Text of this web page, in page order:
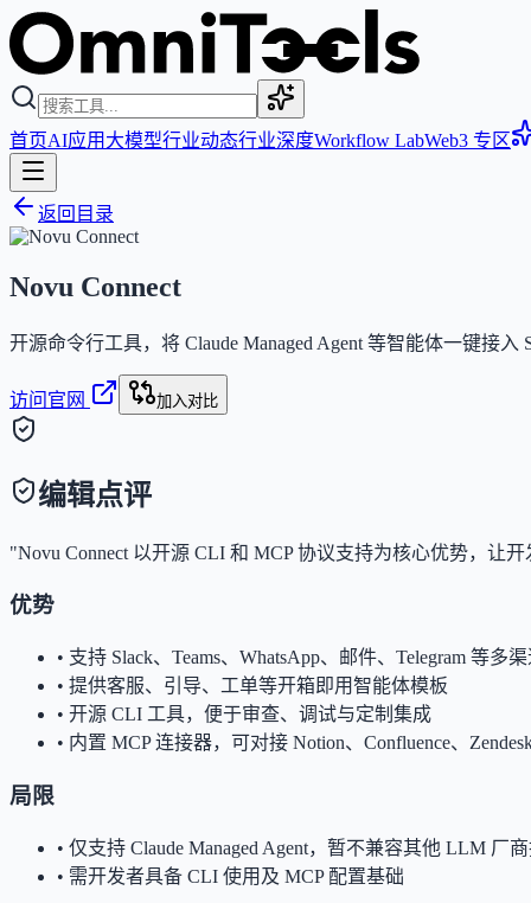
首页AI应用 大模型行业动态行业深度Workflow LabWeb3 专区
返回目录
Novu Connect
开源命令行工具，将 Claude Managed Agent 等智能体一键接
访问官网 加入对比
编辑点评
"Novu Connect 以开源 CLI 和 MCP 协议支持为核心优势，让
优势
• 支持 Slack、Teams、WhatsApp、邮件、Telegram 等多
• 提供客服、引导、工单等开箱即用智能体模板
• 开源 CLI 工具，便于审查、调试与定制集成
• 内置 MCP 连接器，可对接 Notion、Confluence、
局限
• 仅支持 Claude Managed Agent，暂不兼容其他 LLM 厂
• 需开发者具备 CLI 使用及 MCP 配置基础